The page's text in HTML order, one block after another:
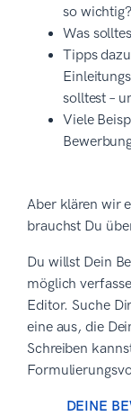
so wichtig?
Was
Tipps
solltest –
Viele
Aber klären wir
brauchst Du
Du willst Dein
möglich
Editor. Suche
eine aus, die
Schreiben
DEINE